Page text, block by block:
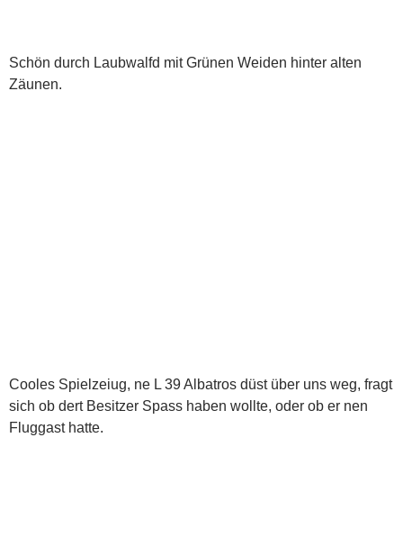
Schön durch Laubwalfd mit Grünen Weiden hinter alten
Zäunen.
Cooles Spielzeiug, ne L 39 Albatros düst über uns weg, fragt
sich ob dert Besitzer Spass haben wollte, oder ob er nen
Fluggast hatte.